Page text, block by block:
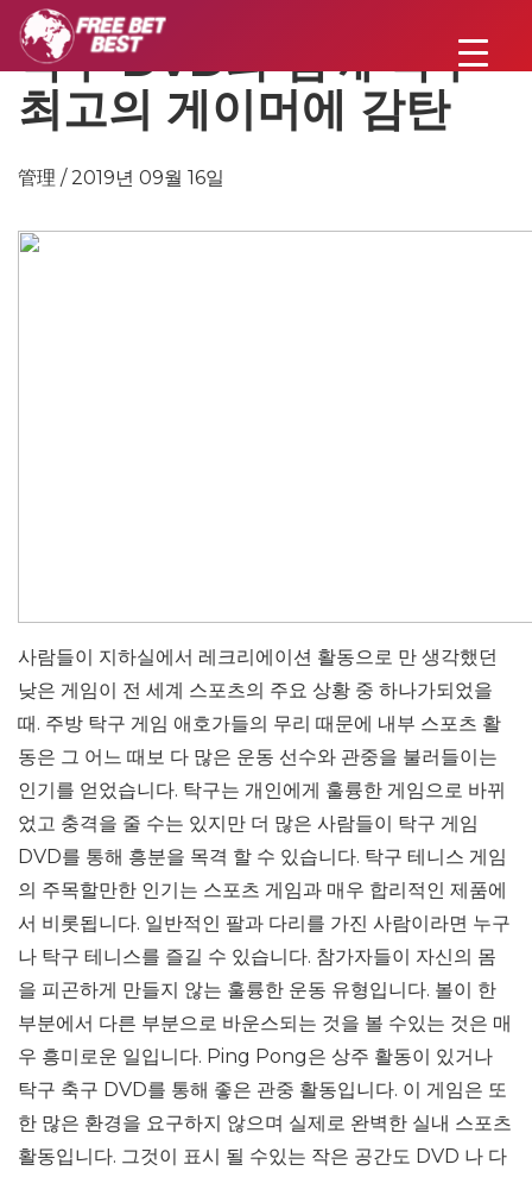
탁구 DVD와 함께 탁구
최고의 게이머에 감탄
管理 / 2019년 09월 16일
사람들이 지하실에서 레크리에이션 활동으로 만 생각했던
낮은 게임이 전 세계 스포츠의 주요 상황 중 하나가되었을
때. 주방 탁구 게임 애호가들의 무리 때문에 내부 스포츠 활
동은 그 어느 때보 다 많은 운동 선수와 관중을 불러들이는
인기를 얻었습니다. 탁구는 개인에게 훌륭한 게임으로 바뀌
었고 충격을 줄 수는 있지만 더 많은 사람들이 탁구 게임
DVD를 통해 흥분을 목격 할 수 있습니다. 탁구 테니스 게임
의 주목할만한 인기는 스포츠 게임과 매우 합리적인 제품에
서 비롯됩니다. 일반적인 팔과 다리를 가진 사람이라면 누구
나 탁구 테니스를 즐길 수 있습니다. 참가자들이 자신의 몸
을 피곤하게 만들지 않는 훌륭한 운동 유형입니다. 볼이 한
부분에서 다른 부분으로 바운스되는 것을 볼 수있는 것은 매
우 흥미로운 일입니다. Ping Pong은 상주 활동이 있거나
탁구 축구 DVD를 통해 좋은 관중 활동입니다. 이 게임은 또
한 많은 환경을 요구하지 않으며 실제로 완벽한 실내 스포츠
활동입니다. 그것이 표시 될 수있는 작은 공간도 DVD 나 다